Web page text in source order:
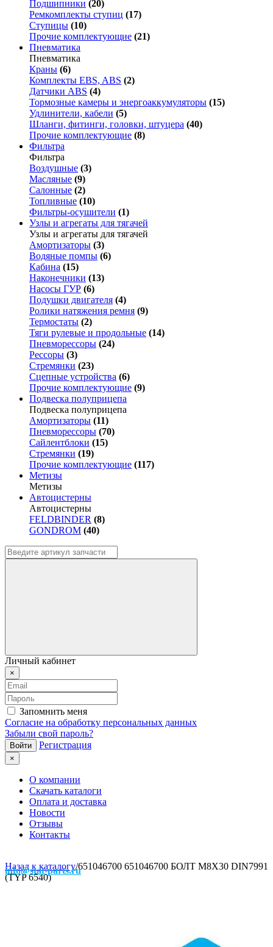
Подшипники (20)
Ремкомплекты ступиц (17)
Ступицы (10)
Прочие комплектующие (21)
Пневматика
Пневматика
Краны (6)
Комплекты EBS, ABS (2)
Датчики ABS (4)
Тормозные камеры и энергоаккумуляторы (15)
Удлинители, кабели (5)
Шланги, фитинги, головки, штуцера (40)
Прочие комплектующие (8)
Фильтра
Фильтра
Воздушные (3)
Масляные (9)
Салонные (2)
Топливные (10)
Фильтры-осушители (1)
Узлы и агрегаты для тягачей
Узлы и агрегаты для тягачей
Амортизаторы (3)
Водяные помпы (6)
Кабина (15)
Наконечники (13)
Насосы ГУР (6)
Подушки двигателя (4)
Ролики натяжения ремня (9)
Термостаты (2)
Тяги рулевые и продольные (14)
Пневморессоры (24)
Рессоры (3)
Стремянки (23)
Сцепные устройства (6)
Прочие комплектующие (9)
Подвеска полуприцепа
Подвеска полуприцепа
Амортизаторы (11)
Пневморессоры (70)
Сайлентблоки (15)
Стремянки (19)
Прочие комплектующие (117)
Метизы
Метизы
Автоцистерны
Автоцистерны
FELDBINDER (8)
GONDROM (40)
Личный кабинет
×
Запомнить меня
Согласие на обработку персональных данных
Забыли свой пароль?
Регистрация
×
О компании
Скачать каталоги
Оплата и доставка
Новости
Отзывы
Контакты
info@stat-parts.ru
Назад к каталогу/651046700 651046700 БОЛТ М8Х30 DIN7991
(TYP 6540)